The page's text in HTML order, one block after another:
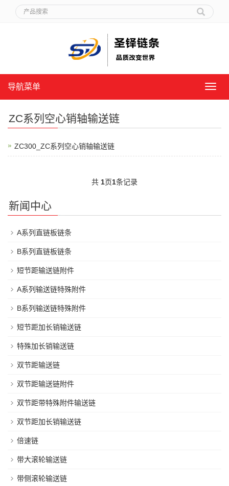
导
导航菜单
ZC系列空心销轴输送链
ZC300_ZC系列空心销轴输送链
共 1页1条记录
新闻中心
A系列直链板链条
B系列直链板链条
短节距输送链附件
A系列输送链特殊附件
B系列输送链特殊附件
短节距加长销输送链
特殊加长销输送链
双节距输送链
双节距输送链附件
双节距带特殊附件输送链
双节距加长销输送链
倍速链
带大滚轮输送链
带侧滚轮输送链